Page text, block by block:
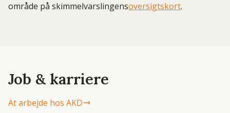
område på skimmelvarslingensoversigtskort.
Job & karriere
At arbejde hos AKD